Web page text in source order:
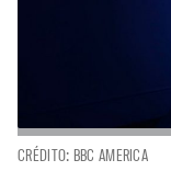
CRÉDITO: BBC AMERICA